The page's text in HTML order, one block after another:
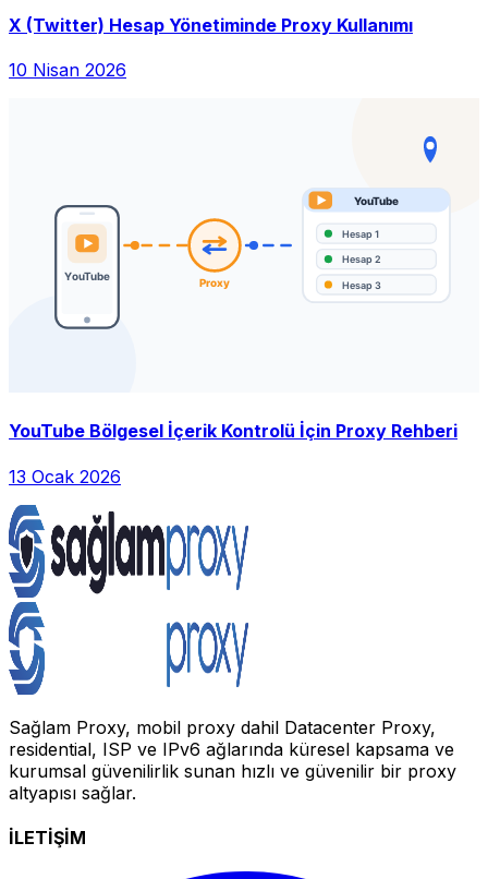
X (Twitter) Hesap Yönetiminde Proxy Kullanımı
10 Nisan 2026
YouTube Bölgesel İçerik Kontrolü İçin Proxy Rehberi
13 Ocak 2026
Sağlam Proxy, mobil proxy dahil Datacenter Proxy,
residential, ISP ve IPv6 ağlarında küresel kapsama ve
kurumsal güvenilirlik sunan hızlı ve güvenilir bir proxy
altyapısı sağlar.
İLETİŞİM